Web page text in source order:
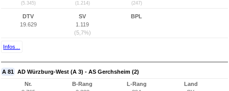
(5.345) (1.214) (247)
DTV
19.629
SV
1.119
(5,7%)
BPL
Infos...
A 81 AD Würzburg-West (A 3) - AS Gerchsheim (2)
Nr.
B-Rang
L-Rang
Land